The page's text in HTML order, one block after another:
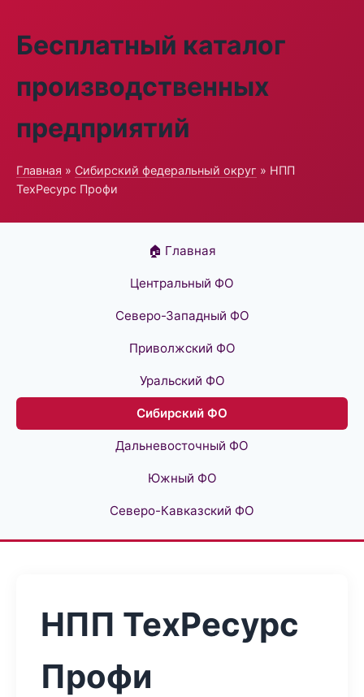
Бесплатный каталог
производственных
предприятий
Главная » Сибирский федеральный округ » НПП
ТехРесурс Профи
🏠 Главная
Центральный ФО
Северо-Западный ФО
Приволжский ФО
Уральский ФО
Сибирский ФО
Дальневосточный ФО
Южный ФО
Северо-Кавказский ФО
НПП ТехРесурс
Профи